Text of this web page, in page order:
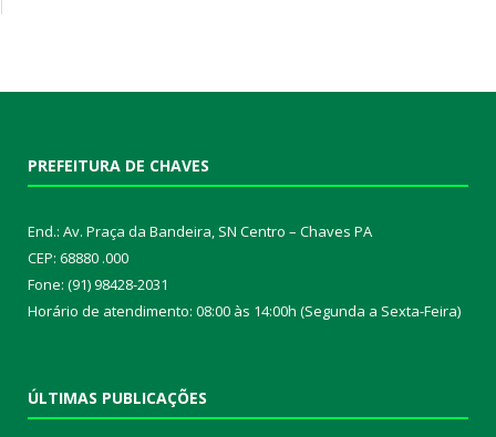
PREFEITURA DE CHAVES
End.: Av. Praça da Bandeira, SN Centro – Chaves PA
CEP: 68880 .000
Fone: (91) 98428-2031
Horário de atendimento: 08:00 às 14:00h (Segunda a Sexta-Feira)
ÚLTIMAS PUBLICAÇÕES